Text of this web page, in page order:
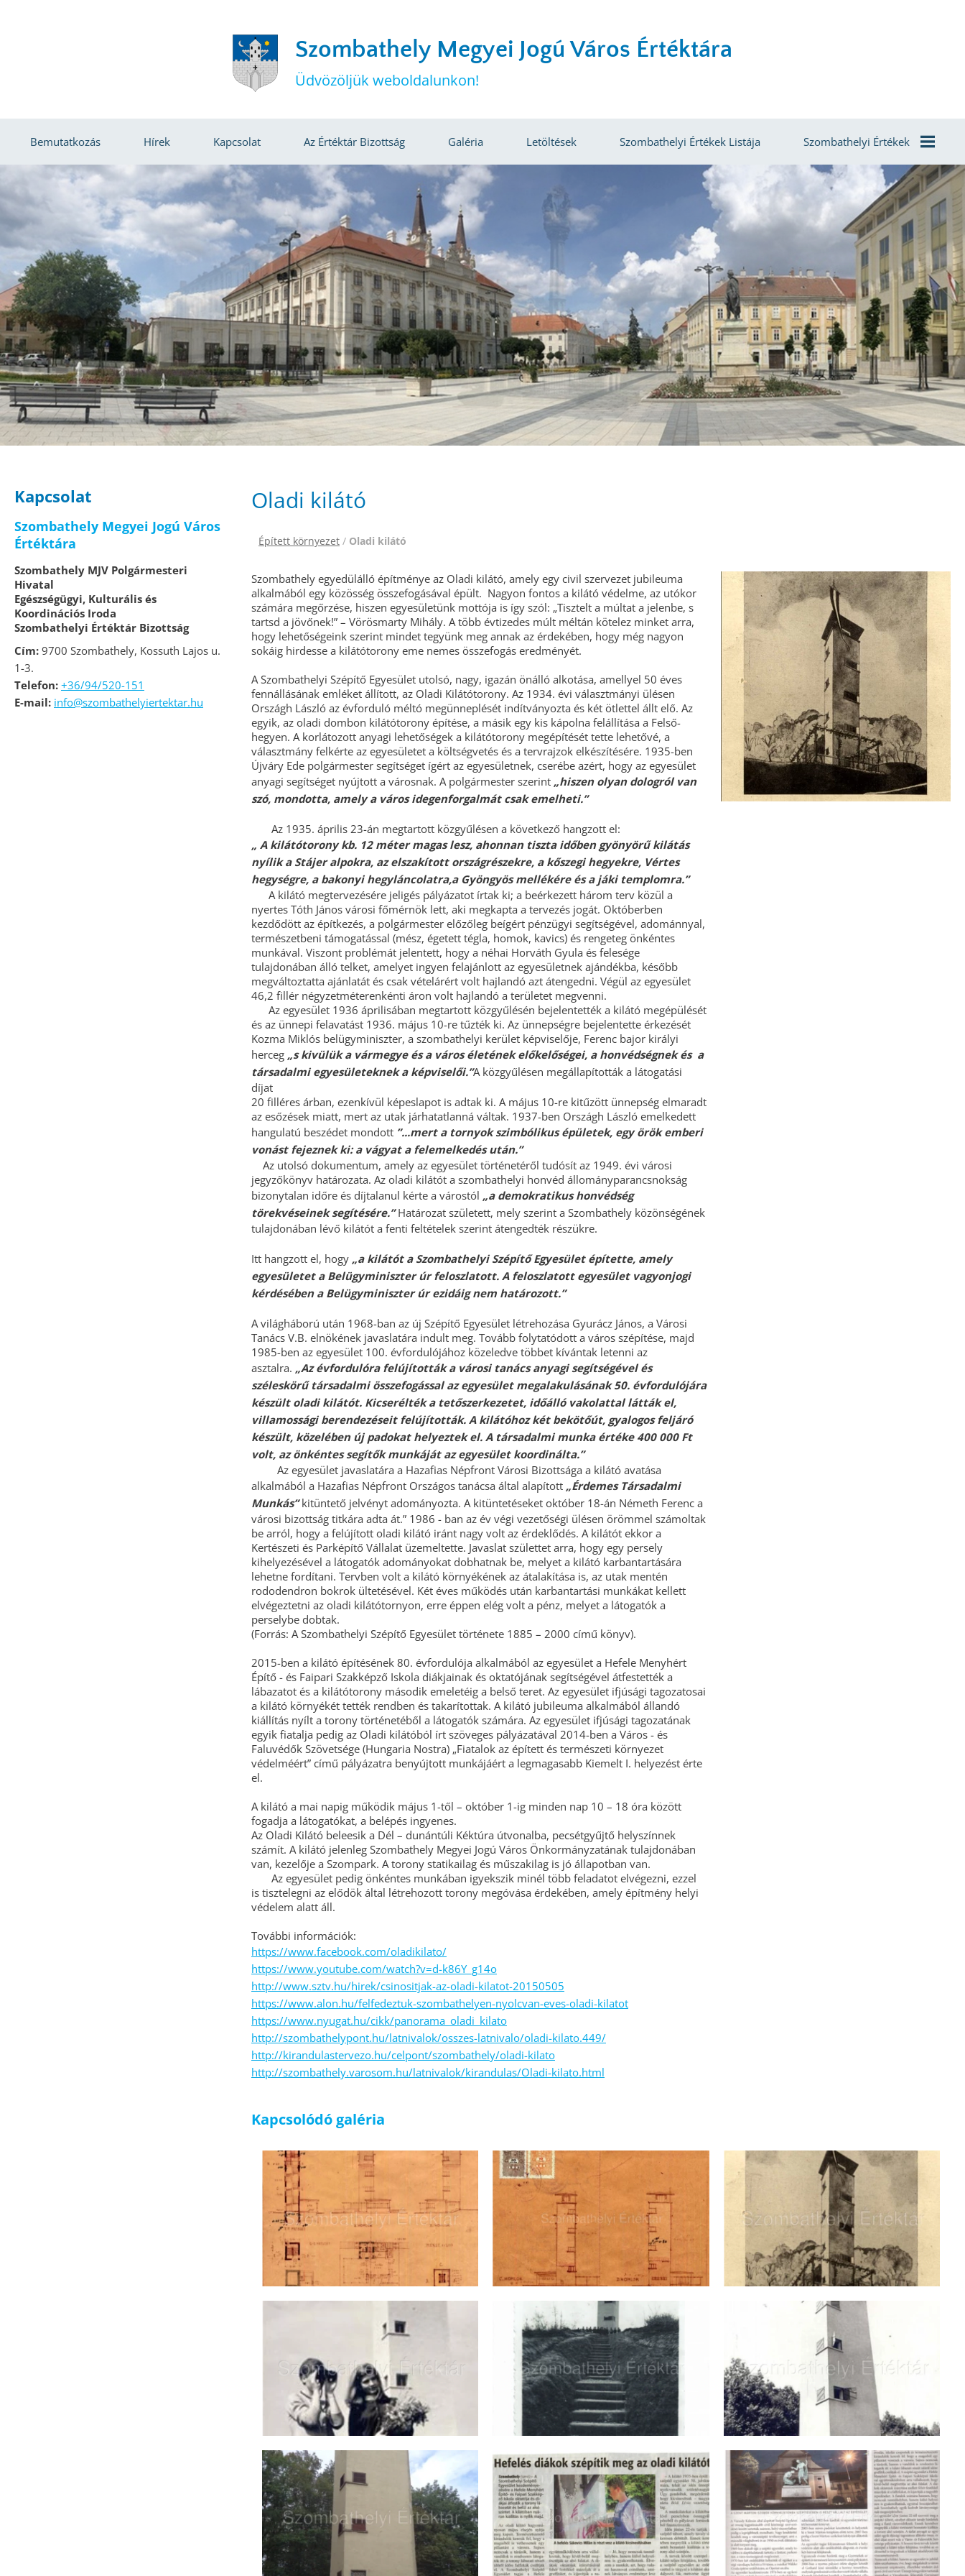
Szombathely Megyei Jogú Város Értéktára
Üdvözöljük weboldalunkon!
Bemutatkozás Hírek Kapcsolat Az Értéktár Bizottság Galéria Letöltések Szombathelyi Értékek Listája Szombathelyi Értékek
Agrár- És
Élelmiszergazdaság
Egészség És Életmód
Épített Környezet
Ipari És Műszaki
Megoldások
Kulturális Örökség
Kapcsolat
Szombathely Megyei Jogú Város
Értéktára
Szombathely MJV Polgármesteri
Hivatal
Egészségügyi, Kulturális és
Koordinációs Iroda
Szombathelyi Értéktár Bizottság
Cím: 9700 Szombathely, Kossuth Lajos u.
1-3.
Telefon: +36/94/520-151
E-mail: info@szombathelyiertektar.hu
Oladi kilátó
Épített környezet / Oladi kilátó
Szombathely egyedülálló építménye az Oladi kilátó, amely egy civil szervezet jubileuma
alkalmából egy közösség összefogásával épült. Nagyon fontos a kilátó védelme, az utókor
számára megőrzése, hiszen egyesületünk mottója is így szól: „Tisztelt a múltat a jelenbe, s
tartsd a jövőnek!” – Vörösmarty Mihály. A több évtizedes múlt méltán kötelez minket arra,
hogy lehetőségeink szerint mindet tegyünk meg annak az érdekében, hogy még nagyon
sokáig hirdesse a kilátótorony eme nemes összefogás eredményét.
A Szombathelyi Szépítő Egyesület utolsó, nagy, igazán önálló alkotása, amellyel 50 éves
fennállásának emléket állított, az Oladi Kilátótorony. Az 1934. évi választmányi ülésen
Országh László az évforduló méltó megünneplését indítványozta és két ötlettel állt elő. Az
egyik, az oladi dombon kilátótorony építése, a másik egy kis kápolna felállítása a Felső-
hegyen. A korlátozott anyagi lehetőségek a kilátótorony megépítését tette lehetővé, a
választmány felkérte az egyesületet a költségvetés és a tervrajzok elkészítésére. 1935-ben
Újváry Ede polgármester segítséget ígért az egyesületnek, cserébe azért, hogy az egyesület
anyagi segítséget nyújtott a városnak. A polgármester szerint „hiszen olyan dologról van
szó, mondotta, amely a város idegenforgalmát csak emelheti.”
Az 1935. április 23-án megtartott közgyűlésen a következő hangzott el:
„ A kilátótorony kb. 12 méter magas lesz, ahonnan tiszta időben gyönyörű kilátás
nyílik a Stájer alpokra, az elszakított országrészekre, a kőszegi hegyekre, Vértes
hegységre, a bakonyi hegyláncolatra,a Gyöngyös mellékére és a jáki templomra.”
A kilátó megtervezésére jeligés pályázatot írtak ki; a beérkezett három terv közül a
nyertes Tóth János városi főmérnök lett, aki megkapta a tervezés jogát. Októberben
kezdődött az építkezés, a polgármester előzőleg beígért pénzügyi segítségével, adománnyal,
természetbeni támogatással (mész, égetett tégla, homok, kavics) és rengeteg önkéntes
munkával. Viszont problémát jelentett, hogy a néhai Horváth Gyula és felesége
tulajdonában álló telket, amelyet ingyen felajánlott az egyesületnek ajándékba, később
megváltoztatta ajánlatát és csak vételárért volt hajlandó azt átengedni. Végül az egyesület
46,2 fillér négyzetméterenkénti áron volt hajlandó a területet megvenni.
Az egyesület 1936 áprilisában megtartott közgyűlésén bejelentették a kilátó megépülését
és az ünnepi felavatást 1936. május 10-re tűzték ki. Az ünnepségre bejelentette érkezését
Kozma Miklós belügyminiszter, a szombathelyi kerület képviselője, Ferenc bajor királyi
herceg „s kivülük a vármegye és a város életének előkelőségei, a honvédségnek és a
társadalmi egyesületeknek a képviselői.”A közgyűlésen megállapították a látogatási
díjat
20 filléres árban, ezenkívül képeslapot is adtak ki. A május 10-re kitűzött ünnepség elmaradt
az esőzések miatt, mert az utak járhatatlanná váltak. 1937-ben Országh László emelkedett
hangulatú beszédet mondott ”...mert a tornyok szimbólikus épületek, egy örök emberi
vonást fejeznek ki: a vágyat a felemelkedés után.”
Az utolsó dokumentum, amely az egyesület történetéről tudósít az 1949. évi városi
jegyzőkönyv határozata. Az oladi kilátót a szombathelyi honvéd állományparancsnokság
bizonytalan időre és díjtalanul kérte a várostól „a demokratikus honvédség
törekvéseinek segítésére.”Határozat született, mely szerint a Szombathely közönségének
tulajdonában lévő kilátót a fenti feltételek szerint átengedték részükre.
Itt hangzott el, hogy „a kilátót a Szombathelyi Szépítő Egyesület építette, amely
egyesületet a Belügyminiszter úr feloszlatott. A feloszlatott egyesület vagyonjogi
kérdésében a Belügyminiszter úr ezidáig nem határozott.”
A világháború után 1968-ban az új Szépítő Egyesület létrehozása Gyurácz János, a Városi
Tanács V.B. elnökének javaslatára indult meg. Tovább folytatódott a város szépítése, majd
1985-ben az egyesület 100. évfordulójához közeledve többet kívántak letenni az
asztalra. „Az évfordulóra felújították a városi tanács anyagi segítségével és
széleskörű társadalmi összefogással az egyesület megalakulásának 50. évfordulójára
készült oladi kilátót. Kicserélték a tetőszerkezetet, időálló vakolattal látták el,
villamossági berendezéseit felújították. A kilátóhoz két bekötőút, gyalogos feljáró
készült, közelében új padokat helyeztek el. A társadalmi munka értéke 400 000 Ft
volt, az önkéntes segítők munkáját az egyesület koordinálta.”
Az egyesület javaslatára a Hazafias Népfront Városi Bizottsága a kilátó avatása
alkalmából a Hazafias Népfront Országos tanácsa által alapított „Érdemes Társadalmi
Munkás”kitüntető jelvényt adományozta. A kitüntetéseket október 18-án Németh Ferenc a
városi bizottság titkára adta át.” 1986 - ban az év végi vezetőségi ülésen örömmel számoltak
be arról, hogy a felújított oladi kilátó iránt nagy volt az érdeklődés. A kilátót ekkor a
Kertészeti és Parképítő Vállalat üzemeltette. Javaslat születtet arra, hogy egy persely
kihelyezésével a látogatók adományokat dobhatnak be, melyet a kilátó karbantartására
lehetne fordítani. Tervben volt a kilátó környékének az átalakítása is, az utak mentén
rododendron bokrok ültetésével. Két éves működés után karbantartási munkákat kellett
elvégeztetni az oladi kilátótornyon, erre éppen elég volt a pénz, melyet a látogatók a
perselybe dobtak.
(Forrás: A Szombathelyi Szépítő Egyesület története 1885 – 2000 című könyv).
2015-ben a kilátó építésének 80. évfordulója alkalmából az egyesület a Hefele Menyhért
Építő - és Faipari Szakképző Iskola diákjainak és oktatójának segítségével átfestették a
lábazatot és a kilátótorony második emeletéig a belső teret. Az egyesület ifjúsági tagozatosai
a kilátó környékét tették rendben és takarítottak. A kilátó jubileuma alkalmából állandó
kiállítás nyílt a torony történetéből a látogatók számára. Az egyesület ifjúsági tagozatának
egyik fiatalja pedig az Oladi kilátóból írt szöveges pályázatával 2014-ben a Város - és
Faluvédők Szövetsége (Hungaria Nostra) „Fiatalok az épített és természeti környezet
védelméért” című pályázatra benyújtott munkájáért a legmagasabb Kiemelt I. helyezést érte
el.
A kilátó a mai napig működik május 1-től – október 1-ig minden nap 10 – 18 óra között
fogadja a látogatókat, a belépés ingyenes.
Az Oladi Kilátó beleesik a Dél – dunántúli Kéktúra útvonalba, pecsétgyűjtő helyszínnek
számít. A kilátó jelenleg Szombathely Megyei Jogú Város Önkormányzatának tulajdonában
van, kezelője a Szompark. A torony statikailag és műszakilag is jó állapotban van.
Az egyesület pedig önkéntes munkában igyekszik minél több feladatot elvégezni, ezzel
is tisztelegni az elődök által létrehozott torony megóvása érdekében, amely építmény helyi
védelem alatt áll.
További információk:
https://www.facebook.com/oladikilato/
https://www.youtube.com/watch?v=d-k86Y_g14o
http://www.sztv.hu/hirek/csinositjak-az-oladi-kilatot-20150505
https://www.alon.hu/felfedeztuk-szombathelyen-nyolcvan-eves-oladi-kilatot
https://www.nyugat.hu/cikk/panorama_oladi_kilato
http://szombathelypont.hu/latnivalok/osszes-latnivalo/oladi-kilato.449/
http://kirandulastervezo.hu/celpont/szombathely/oladi-kilato
http://szombathely.varosom.hu/latnivalok/kirandulas/Oladi-kilato.html
Kapcsolódó galéria